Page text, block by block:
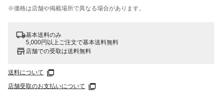
※価格は​店舗や​掲載場所で​異なる​場合が​あります。
基本送料のみ
5,000円以上ご注文で基本送料無料
店舗での受取は送料無料
送料について
店舗受取のお支払いについて